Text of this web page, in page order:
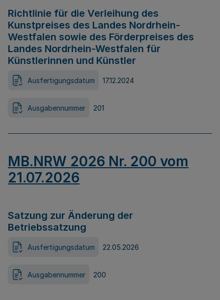
Richtlinie für die Verleihung des
Kunstpreises des Landes Nordrhein-
Westfalen sowie des Förderpreises des
Landes Nordrhein-Westfalen für
Künstlerinnen und Künstler
Ausfertigungsdatum 17.12.2024
Ausgabennummer 201
MB.NRW 2026 Nr. 200 vom
21.07.2026
Satzung zur Änderung der
Betriebssatzung
Ausfertigungsdatum 22.05.2026
Ausgabennummer 200